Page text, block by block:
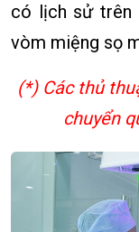
có lịch sử trên
vòm miệng sọ
(*) Các thủ
chuyển